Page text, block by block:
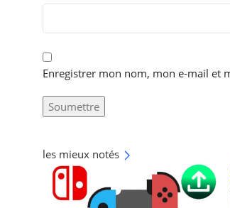
Enregistrer mon nom, mon e-mail et
les mieux notés